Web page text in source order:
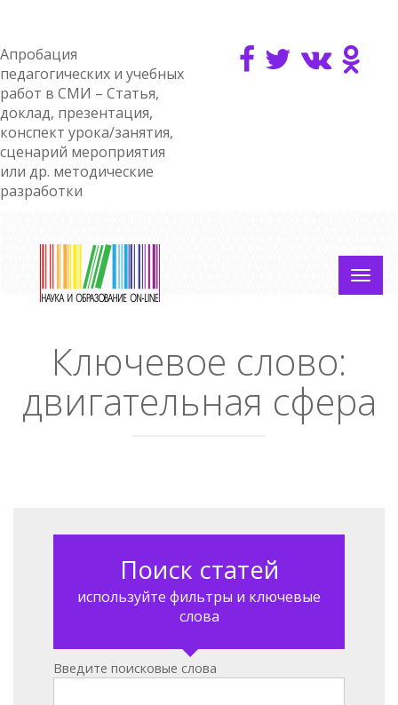
Апробация
педагогических и учебных
работ в СМИ – Статья,
доклад, презентация,
конспект урока/занятия,
сценарий мероприятия
или др. методические
разработки
Ключевое слово:
двигательная сфера
Поиск статей
используйте фильтры и ключевые
слова
Введите поисковые слова